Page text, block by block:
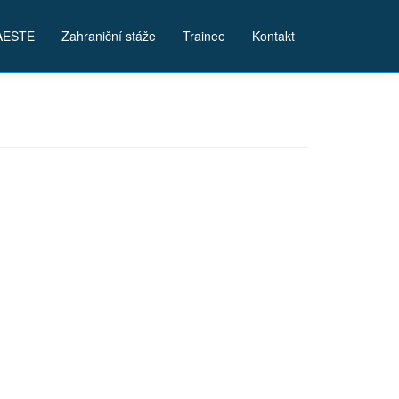
Zahraniční stáže Trainee Kontakt